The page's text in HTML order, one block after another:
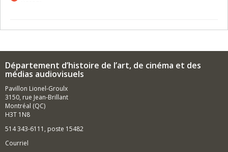
Département d’histoire de l’art, de cinéma et des
médias audiovisuels
Pavillon Lionel-Groulx
3150, rue Jean-Brillant
Montréal (QC)
H3T 1N8
514 343-6111, poste 15482
Courriel